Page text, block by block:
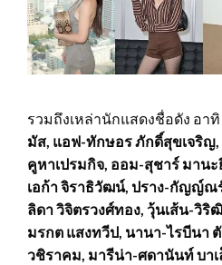
รวมถึงเหล่านักแสดงชื่อดัง อาทิ
มัส, แอฟ-ทักษอร ภักดิ์สุขเจริญ
คูหาเปรมกิจ, ออม-สุชาร์ มานะ
เอก้า จิราธิวัฒน์, ปราง-กัญญ์
ลิดา วิจิตรวงศ์ทอง, วุ้นเส้น-วิริ
มรกต แสงทวีป, นานา-ไรบีนา
วชิราคม, มารีน่า-ศดานันท์ บา